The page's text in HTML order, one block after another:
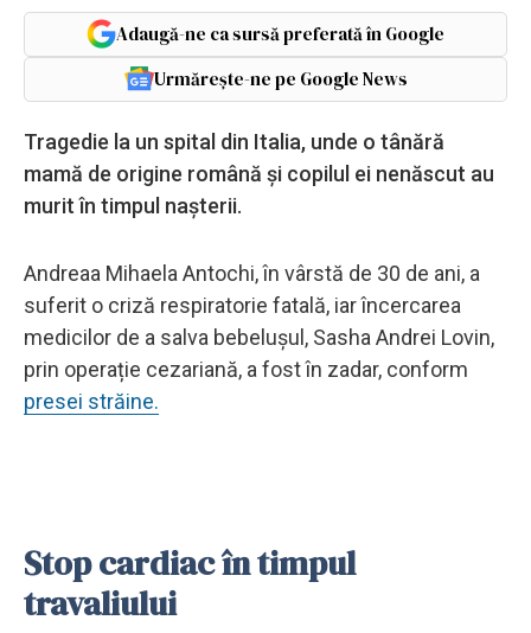
Adaugă-ne ca sursă preferată în Google
Urmărește-ne pe Google News
Tragedie la un spital din Italia, unde o tânără
mamă de origine română și copilul ei nenăscut au
murit în timpul nașterii.
Andreaa Mihaela Antochi, în vârstă de 30 de ani, a
suferit o criză respiratorie fatală, iar încercarea
medicilor de a salva bebelușul, Sasha Andrei Lovin,
prin operație cezariană, a fost în zadar, conform
presei străine.
Stop cardiac în timpul
travaliului